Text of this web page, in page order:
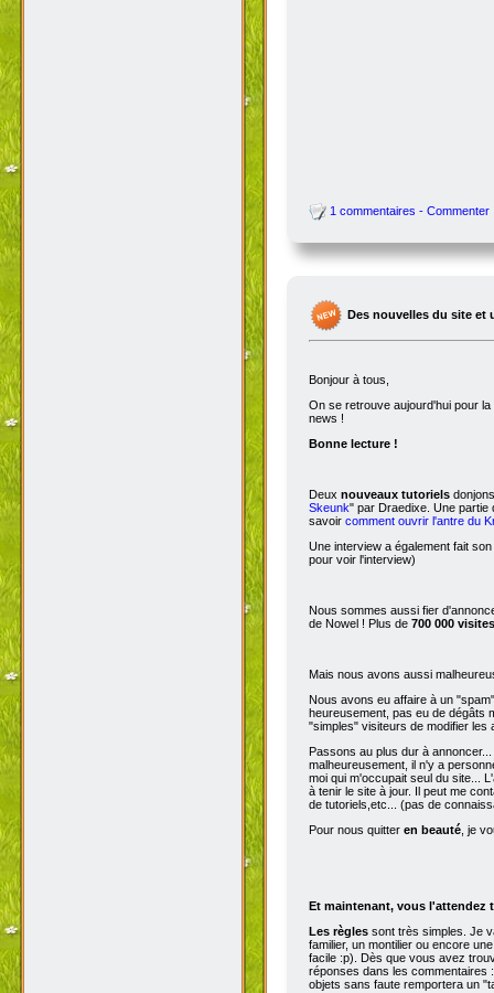
1 commentaires - Commenter
Des nouvelles du site
Bonjour à tous,
On se retrouve aujourd'hui pour
news !
Bonne lecture !
Deux nouveaux tutoriels
Skeunk" par Draedixe. Une partie
savoir comment ouvrir l'antre du
Une interview a également fait
pour voir l'interview)
Nous sommes aussi fier
de Nowel ! Plus de 700 000 visites
Mais nous avons aussi
Nous avons eu affaire à un
heureusement, pas eu de dégâts
"simples" visiteurs de modifier
Passons au plus dur à
malheureusement, il n'y a
moi qui m'occupait seul du site...
à tenir le site à jour. Il peut me
de tutoriels,etc... (pas de
Pour nous quitter en beauté, je
Et maintenant, vous l'attendez
Les règles sont très simples. Je
familier, un montilier ou encore
facile :p). Dès que vous avez
réponses dans les commentaires
objets sans faute remportera un